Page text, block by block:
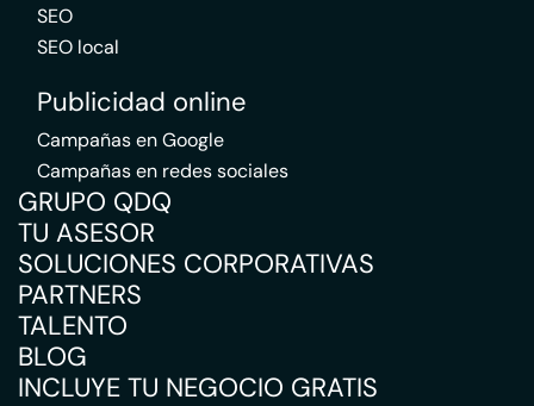
SEO
SEO local
Publicidad online
Campañas en Google
Campañas en redes sociales
GRUPO QDQ
TU ASESOR
SOLUCIONES CORPORATIVAS
PARTNERS
TALENTO
BLOG
INCLUYE TU NEGOCIO GRATIS